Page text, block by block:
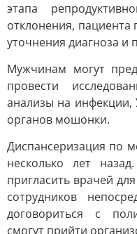
этапа
отклонения, пациента
уточнения диагноза и
Мужчинам могут
провести
анализы на инфекции,
органов мошонки.
Диспансеризация по
несколько лет
пригласить врачей
сотрудников
договориться с
смогут прийти